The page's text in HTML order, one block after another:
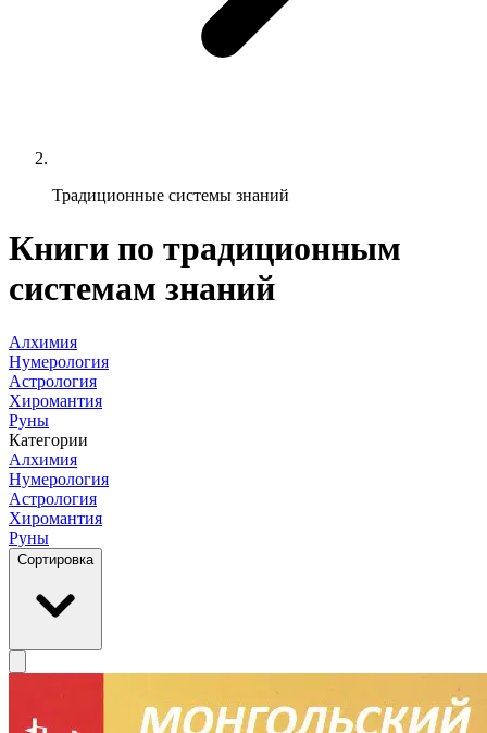
Традиционные системы знаний
Книги по традиционным
системам знаний
Алхимия
Нумерология
Астрология
Хиромантия
Руны
Категории
Алхимия
Нумерология
Астрология
Хиромантия
Руны
Сортировка